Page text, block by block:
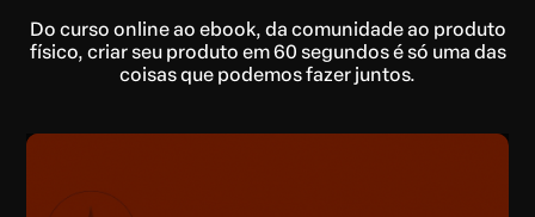
Do curso online ao ebook, da comunidade ao produto
físico, criar seu produto em 60 segundos é só uma das
coisas que podemos fazer juntos.